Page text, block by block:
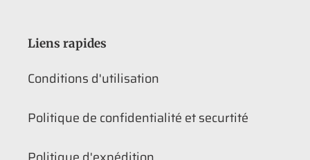
Liens rapides
Conditions d'utilisation
Politique de confidentialité et securtité